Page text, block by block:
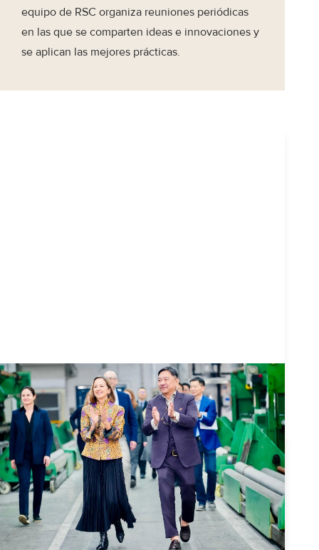
equipo de RSC organiza reuniones periódicas
en las que se comparten ideas e innovaciones y
se aplican las mejores prácticas.